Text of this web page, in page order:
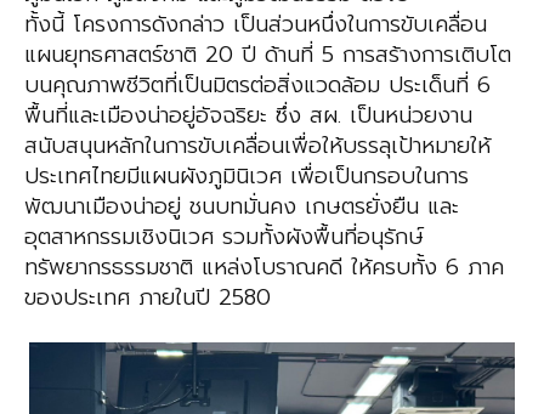
ทั้งนี้ โครงการดังกล่าว เป็นส่วนหนึ่งในการขับเคลื่อน
แผนยุทธศาสตร์ชาติ 20 ปี ด้านที่ 5 การสร้างการเติบโต
บนคุณภาพชีวิตที่เป็นมิตรต่อสิ่งแวดล้อม ประเด็นที่ 6
พื้นที่และเมืองน่าอยู่อัจฉริยะ ซึ่ง สผ. เป็นหน่วยงาน
สนับสนุนหลักในการขับเคลื่อนเพื่อให้บรรลุเป้าหมายให้
ประเทศไทยมีแผนผังภูมินิเวศ เพื่อเป็นกรอบในการ
พัฒนาเมืองน่าอยู่ ชนบทมั่นคง เกษตรยั่งยืน และ
อุตสาหกรรมเชิงนิเวศ รวมทั้งผังพื้นที่อนุรักษ์
ทรัพยากรธรรมชาติ แหล่งโบราณคดี ให้ครบทั้ง 6 ภาค
ของประเทศ ภายในปี 2580